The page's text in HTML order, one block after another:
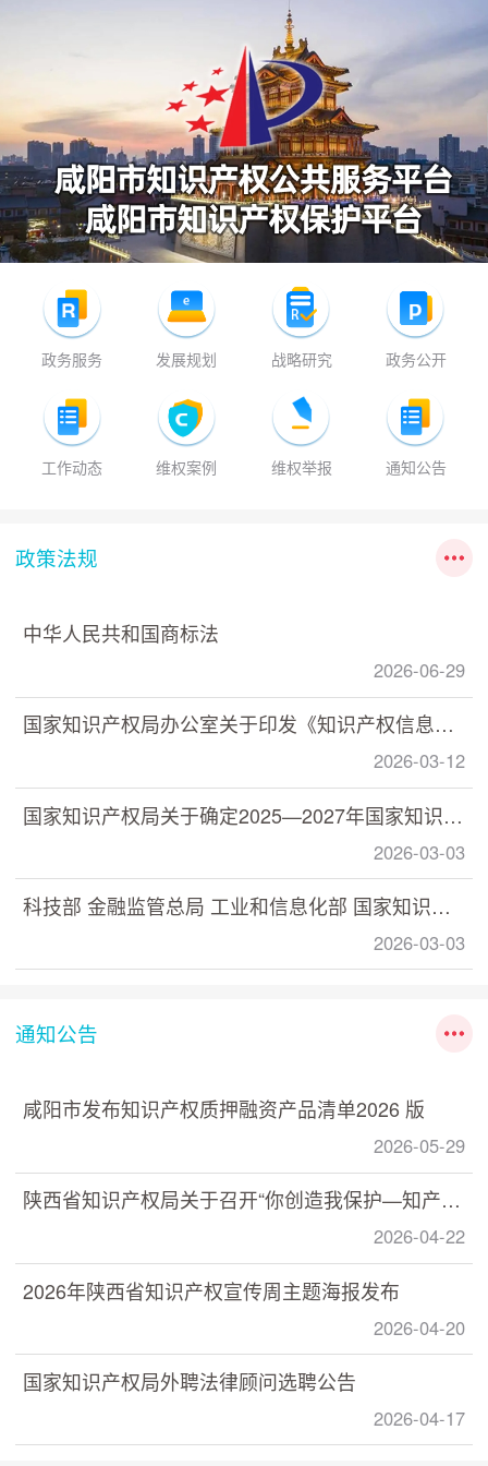
政务服务 发展规划 战略研究 政务公开
工作动态 维权案例 维权举报 通知公告
政策法规
中华人民共和国商标法
2026-06-29
国家知识产权局办公室关于印发《知识产权信息分析利用指南》的通知
2026-03-12
国家知识产权局关于确定2025—2027年国家知识产权强国建设示范创建对象的通知
2026-03-03
科技部 金融监管总局 工业和信息化部 国家知识产权局印发《关于加快推动科技保险高质量发展 有力支撑高水平科技自立自强的若干意见》的通知
2026-03-03
通知公告
咸阳市发布知识产权质押融资产品清单2026 版
2026-05-29
陕西省知识产权局关于召开“你创造我保护—知产助力 数据赋能” 数据知识产权政策宣讲培训活动的通知
2026-04-22
2026年陕西省知识产权宣传周主题海报发布
2026-04-20
国家知识产权局外聘法律顾问选聘公告
2026-04-17